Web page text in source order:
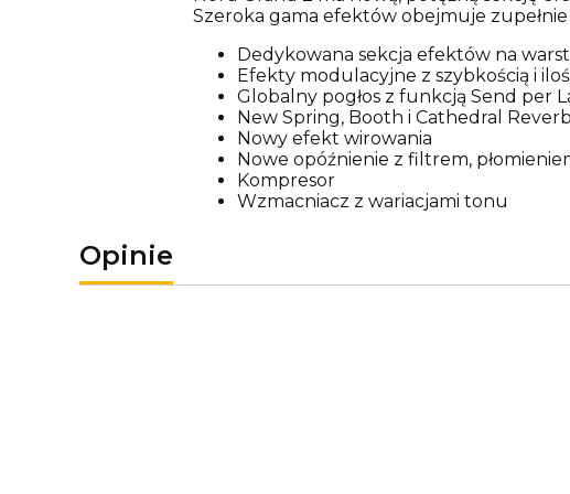
Szeroka gama efektów obejmuje
Dedykowana sekcja efektów na
Efekty modulacyjne z szybkością i
Globalny pogłos z funkcją Send per
New Spring, Booth i Cathedral Reverb
Nowy efekt wirowania
Nowe opóźnienie z filtrem,
Kompresor
Wzmacniacz z wariacjami tonu
Opinie